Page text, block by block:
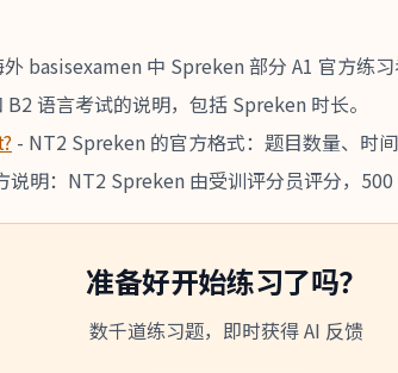
basisexamen 中 Spreken 部分 A1 官方练习
B2 语言考试的说明，包括 Spreken 时长。
- NT2 Spreken 的官方格式：题目数量、时
说明：NT2 Spreken 由受训评分员评分，500
准备好开始练习了吗？
数千道练习题，即时获得 AI 反馈